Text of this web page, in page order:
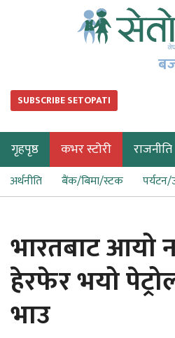
SUBSCRIBE SETOPATI
गृहपृष्ठ कभर स्टोरी राजनीति
अर्थनीति बैंक/बिमा/स्टक पर्यटन/
भारतबाट आयो
हेरफेर भयो
भाउ